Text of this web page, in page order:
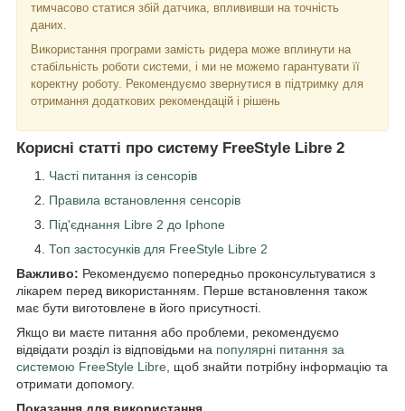
тимчасово статися збій датчика, вплививши на точність
даних.
Використання програми замість ридера може вплинути на
стабільність роботи системи, і ми не можемо гарантувати її
коректну роботу. Рекомендуємо звернутися в підтримку для
отримання додаткових рекомендацій і рішень
Корисні статті про систему FreeStyle Libre 2
Часті питання із сенсорів
Правила встановлення сенсорів
Під'єднання Libre 2 до Iphone
Топ застосунків для FreeStyle Libre 2
Важливо: Рекомендуємо попередньо проконсультуватися з
лікарем перед використанням. Перше встановлення також
має бути виготовлене в його присутності.
Якщо ви маєте питання або проблеми, рекомендуємо
відвідати розділ із відповідьми на популярні питання за
системою FreeStyle Libre , щоб знайти потрібну інформацію та
отримати допомогу.
Показання для використання